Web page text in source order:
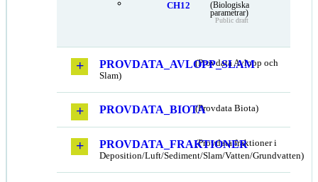
CH12
(Biologiska
parametrar)
Public draft
PROVDATA_AVLOPP_SLAM
(Provdata Avlopp och
Slam)
PROVDATA_BIOTA(Provdata Biota)
PROVDATA_FRAKTIONER
(Provdata fraktioner i
Deposition/Luft/Sediment/Slam/Vatten/Grundvatten)